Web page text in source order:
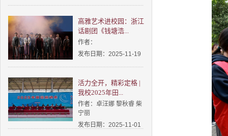
高雅艺术进校园：浙江
话剧团《钱塘浩...
作者：
发布日期：2025-11-19
活力全开，精彩定格 |
我校2025年田...
作者：卓汪娜 黎秋睿 柴
宁丽
发布日期：2025-11-01